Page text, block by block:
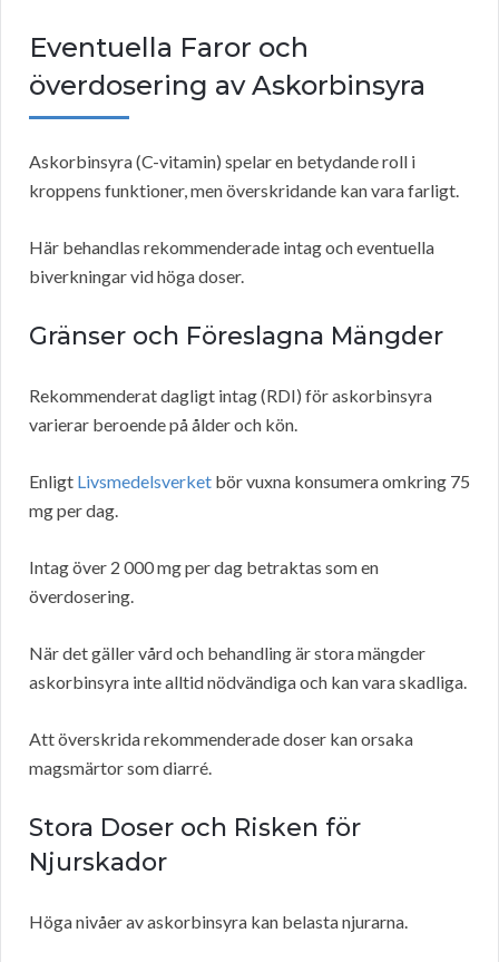
Eventuella Faror och
överdosering av Askorbinsyra
Askorbinsyra (C-vitamin) spelar en betydande roll i
kroppens funktioner, men överskridande kan vara farligt.
Här behandlas rekommenderade intag och eventuella
biverkningar vid höga doser.
Gränser och Föreslagna Mängder
Rekommenderat dagligt intag (RDI) för askorbinsyra
varierar beroende på ålder och kön.
Enligt Livsmedelsverket bör vuxna konsumera omkring 75
mg per dag.
Intag över 2 000 mg per dag betraktas som en
överdosering.
När det gäller vård och behandling är stora mängder
askorbinsyra inte alltid nödvändiga och kan vara skadliga.
Att överskrida rekommenderade doser kan orsaka
magsmärtor som diarré.
Stora Doser och Risken för
Njurskador
Höga nivåer av askorbinsyra kan belasta njurarna.